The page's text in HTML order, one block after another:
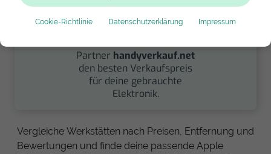
Cookie-Richtlinie Datenschutzerklärung Impressum
Verkaufen
Partner handyverkauf.net
den besten Verkaufspreis
für deine gebrauchte
Elektronik.
Vergleiche Werkstätten nach Preisen, Entfernung und
Bewertungen und finde deine passende Apple